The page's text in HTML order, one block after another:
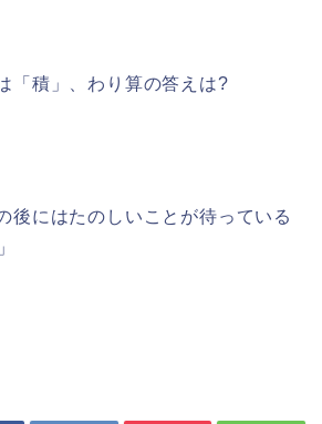
「積」、わり算の答えは?
後にはたのしいことが待っている